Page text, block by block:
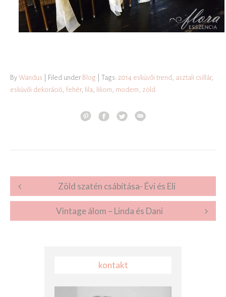
By Wandus | Filed under Blog | Tags: 2014 esküvői trend, asztali csillár,
esküvői dekoráció, fehér, lila, liliom , modern , zöld
Post navigation
Zöld szatén csábítása- Évi és Eli
Vintage álom – Linda és Dani
kontakt